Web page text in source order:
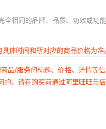
相同的品牌、品质、功效或功能
体时间和所对应的商品价格为准
/服务的标题、价格、详情等
，请在购买前通过阿里旺旺与